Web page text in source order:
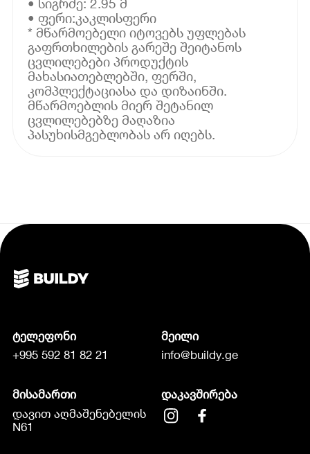
• ფერი:კაკლისფერი
* მწარმოებელი იტოვებს უფლებას
გაფრთხილების გარეშე შეიტანოს
ცვლილებები პროდუქტის
მახასიათებლებში, ფერში,
კომპლექტაციასა და დიზაინში.
მწარმოებლის მიერ შეტანილ
ცვლილებებზე მაღაზია
პასუხისმგებლობას არ იღებს.
ტელეფონი
+995 592 81 82 21
მეილი
info@buildy.ge
მისამართი
დავით აღმაშენებელის
N61
დაკავშირება